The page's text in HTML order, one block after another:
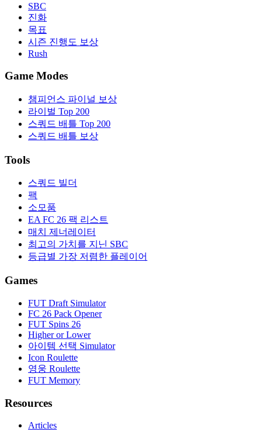
SBC
진화
목표
시즌 진행도 보상
Rush
Game Modes
챔피언스 파이널 보상
라이벌 Top 200
스쿼드 배틀 Top 200
스쿼드 배틀 보상
Tools
스쿼드 빌더
팩
소모품
EA FC 26 팩 리스트
매치 제너레이터
최고의 가치를 지닌 SBC
등급별 가장 저렴한 플레이어
Games
FUT Draft Simulator
FC 26 Pack Opener
FUT Spins 26
Higher or Lower
아이템 선택 Simulator
Icon Roulette
영웅 Roulette
FUT Memory
Resources
Articles